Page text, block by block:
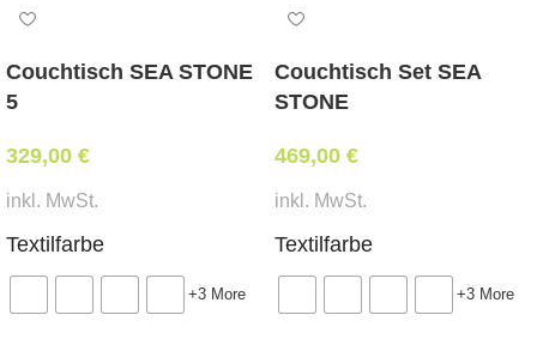
Breite 47 cm, Tiefe 62 cm, Sitzhöhe 50 cm,
12 Stk.
Lieferzeit:
ca. 8Wochen
Couchtisch SEA STONE
5
329,00 €
inkl. MwSt.
Textilfarbe
+3 More
Couchtisch Set SEA
STONE
469,00 €
inkl. MwSt.
Textilfarbe
+3 More